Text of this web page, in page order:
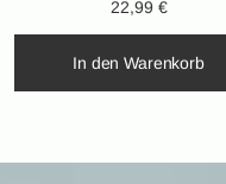
22,99 €
In den Warenkorb